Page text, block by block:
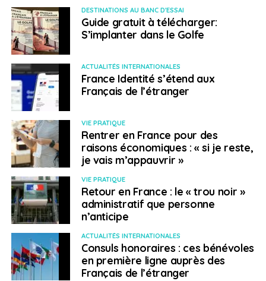
DESTINATIONS AU BANC D'ESSAI
Guide gratuit à télécharger:
S’implanter dans le Golfe
ACTUALITÉS INTERNATIONALES
France Identité s’étend aux
Français de l’étranger
VIE PRATIQUE
Rentrer en France pour des
raisons économiques : « si je reste,
je vais m’appauvrir »
VIE PRATIQUE
Retour en France : le « trou noir »
administratif que personne
n’anticipe
ACTUALITÉS INTERNATIONALES
Consuls honoraires : ces bénévoles
en première ligne auprès des
Français de l’étranger